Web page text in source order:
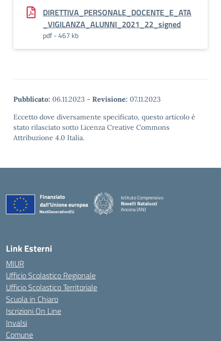
DIRETTIVA_PERSONALE_DOCENTE_E_ATA
_VIGILANZA_ALUNNI_2021_22_signed
pdf - 467 kb
Pubblicato: 06.11.2023 - Revisione: 07.11.2023
Eccetto dove diversamente specificato, questo articolo è
stato rilasciato sotto Licenza Creative Commons
Attribuzione 4.0 Italia.
Istituto Comprensivo
Novelli Natalucci
Ancona (AN)
Link Esterni
MIUR
Ufficio Scolastico Regionale
Ufficio Scolastico Territoriale
Scuola in Chiaro
Iscrizioni On Line
Invalsi
Comune